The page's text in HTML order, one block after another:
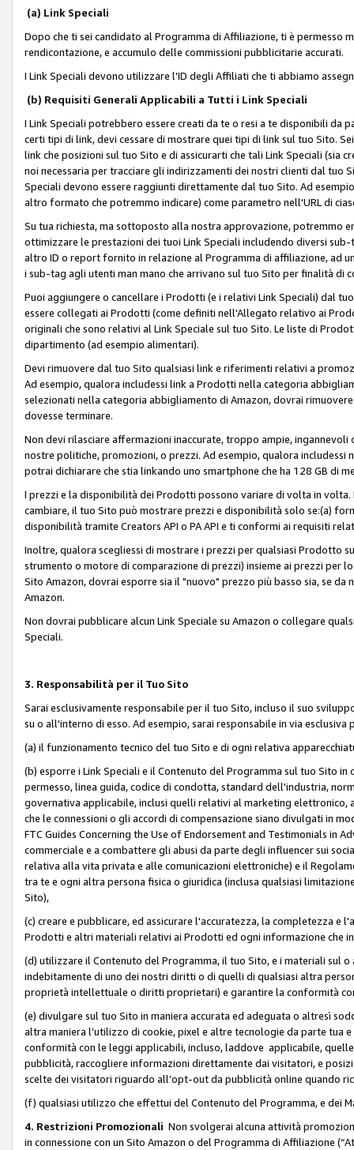
(a) Link Speciali
Dopo che ti sei candidato al Programma di Affiliazione, ti è permesso
rendicontazione, e accumulo delle commissioni pubblicitarie accurati.
I Link Speciali devono utilizzare l'ID degli Affiliati che ti abbiamo
(b) Requisiti Generali Applicabili a Tutti i Link Speciali
I Link Speciali potrebbero essere creati da te o resi a te disponibili
certi tipi di link, devi cessare di mostrare quei tipi di link sul tuo Sito.
link che posizioni sul tuo Sito e di assicurarti che tali Link Speciali
noi necessaria per tracciare gli indirizzamenti dei nostri clienti dal tuo
Speciali devono essere raggiunti direttamente dal tuo Sito. Ad
altro formato che potremmo indicare) come parametro nell'URL di
Su tua richiesta, ma sottoposto alla nostra approvazione,
ottimizzare le prestazioni dei tuoi Link Speciali includendo diversi sub-
altro ID o report fornito in relazione al Programma di affiliazione, ad
i sub-tag agli utenti man mano che arrivano sul tuo Sito per finalità
Puoi aggiungere o cancellare i Prodotti (e i relativi Link Speciali) dal
essere collegati ai Prodotti (come definiti nell'Allegato relativo ai
originali che sono relativi al Link Speciale sul tuo Sito. Le liste di
dipartimento (ad esempio alimentari).
Devi rimuovere dal tuo Sito qualsiasi link e riferimenti relativi a
Ad esempio, qualora includessi link a Prodotti nella categoria
selezionati nella categoria abbigliamento di Amazon, dovrai
dovesse terminare.
Non devi rilasciare affermazioni inaccurate, troppo ampie,
nostre politiche, promozioni, o prezzi. Ad esempio, qualora includessi
potrai dichiarare che stia linkando uno smartphone che ha 128 GB di
I prezzi e la disponibilità dei Prodotti possono variare di volta in
cambiare, il tuo Sito può mostrare prezzi e disponibilità solo se:(a)
disponibilità tramite Creators API o PA API e ti conformi ai requisiti
Inoltre, qualora scegliessi di mostrare i prezzi per qualsiasi Prodotto
strumento o motore di comparazione di prezzi) insieme ai prezzi
Sito Amazon, dovrai esporre sia il "nuovo" prezzo più basso sia, se
Amazon.
Non dovrai pubblicare alcun Link Speciale su Amazon o collegare
Speciali.
3. Responsabilità per il Tuo Sito
Sarai esclusivamente responsabile per il tuo Sito, incluso il suo
su o all'interno di esso. Ad esempio, sarai responsabile in via esclusiva
(a) il funzionamento tecnico del tuo Sito e di ogni relativa
(b) esporre i Link Speciali e il Contenuto del Programma sul tuo Sito in
permesso, linea guida, codice di condotta, standard dell'industria,
governativa applicabile, inclusi quelli relativi al marketing
che le connessioni o gli accordi di compensazione siano divulgati in
FTC Guides Concerning the Use of Endorsement and Testimonials in
commerciale e a combattere gli abusi da parte degli influencer sui
relativa alla vita privata e alle comunicazioni elettroniche) e il
tra te e ogni altra persona fisica o giuridica (inclusa qualsiasi
Sito),
(c) creare e pubblicare, ed assicurare l'accuratezza, la completezza
Prodotti e altri materiali relativi ai Prodotti ed ogni informazione che
(d) utilizzare il Contenuto del Programma, il tuo Sito, e i materiali sul
indebitamente di uno dei nostri diritti o di quelli di qualsiasi altra
proprietà intellettuale o diritti proprietari) e garantire la conformità
(e) divulgare sul tuo Sito in maniera accurata ed adeguata o altresì
altra maniera l’utilizzo di cookie, pixel e altre tecnologie da parte tua
conformità con le leggi applicabili, incluso, laddove applicabile,
pubblicità, raccogliere informazioni direttamente dai visitatori, e
scelte dei visitatori riguardo all’opt-out da pubblicità online quando
(f) qualsiasi utilizzo che effettui del Contenuto del Programma, e dei
4. Restrizioni Promozionali Non svolgerai alcuna attività
in connessione con un Sito Amazon o del Programma di Affiliazione